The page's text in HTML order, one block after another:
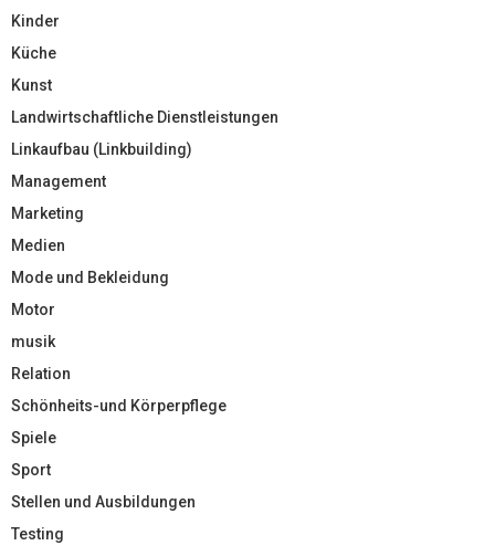
Kinder
Küche
Kunst
Landwirtschaftliche Dienstleistungen
Linkaufbau (Linkbuilding)
Management
Marketing
Medien
Mode und Bekleidung
Motor
musik
Relation
Schönheits-und Körperpflege
Spiele
Sport
Stellen und Ausbildungen
Testing